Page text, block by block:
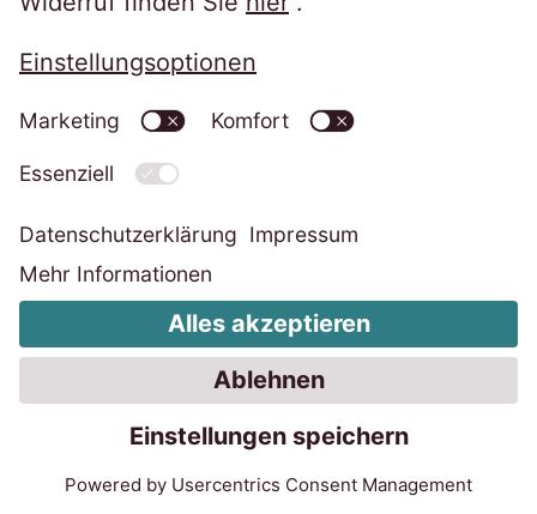
der Region Osteuropa
20.07.2026 4 Min.
Die EOS Gruppe baut ihre Marktposition mit
einem leichten Umsatzanstieg und dem
Erwerb großer Forderungspakete in
Geschäftsjahr 2025/26 und zieht Bilanz.
Mehr erfahren